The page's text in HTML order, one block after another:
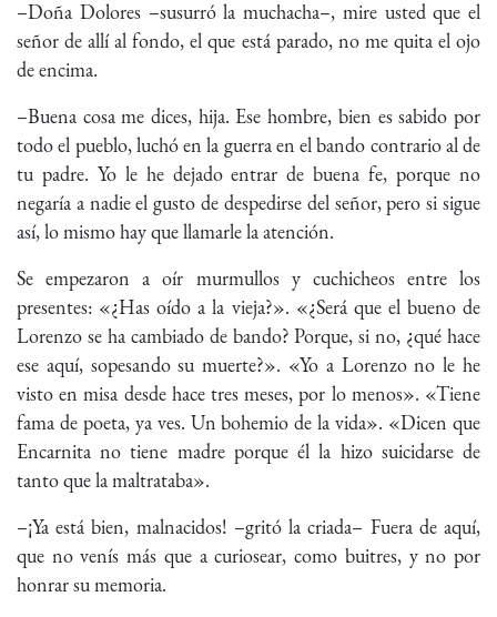
–Doña Dolores –susurró la muchacha–, mire usted que el
señor de allí al fondo, el que está parado, no me quita el ojo
de encima.
–Buena cosa me dices, hija. Ese hombre, bien es sabido por
todo el pueblo, luchó en la guerra en el bando contrario al de
tu padre. Yo le he dejado entrar de buena fe, porque no
negaría a nadie el gusto de despedirse del señor, pero si sigue
así, lo mismo hay que llamarle la atención.
Se empezaron a oír murmullos y cuchicheos entre los
presentes: «¿Has oído a la vieja?». «¿Será que el bueno de
Lorenzo se ha cambiado de bando? Porque, si no, ¿qué hace
ese aquí, sopesando su muerte?». «Yo a Lorenzo no le he
visto en misa desde hace tres meses, por lo menos». «Tiene
fama de poeta, ya ves. Un bohemio de la vida». «Dicen que
Encarnita no tiene madre porque él la hizo suicidarse de
tanto que la maltrataba».
–¡Ya está bien, malnacidos! –gritó la criada– Fuera de aquí,
que no venís más que a curiosear, como buitres, y no por
honrar su memoria.